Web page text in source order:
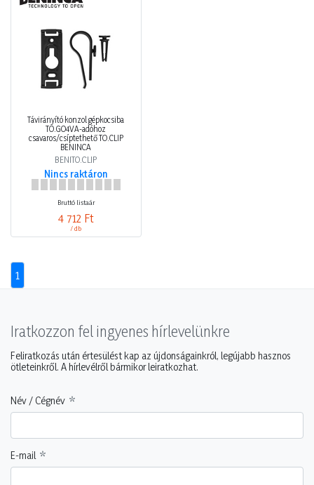
Távirányító konzol gépkocsiba
TO.GO4VA-adóhoz
csavaros/csíptethető TO.CLIP
BENINCA
BENITO.CLIP
Nincs raktáron
Bruttó listaár
4 712 Ft
/ db
1
Iratkozzon fel ingyenes hírlevelünkre
Feliratkozás után értesülést kap az újdonságainkról, legújabb hasznos
ötleteinkről. A hírlevélről bármikor leiratkozhat.
Név / Cégnév
E-mail